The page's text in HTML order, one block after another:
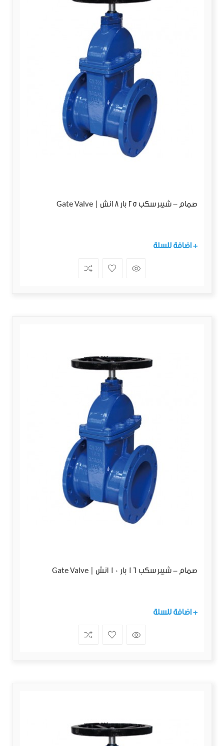
صمام - شيبر سكب 25 بار 8 انش | Gate Valve
+ اضافة للسلة
صمام - شيبر سكب 16 بار 10 انش | Gate Valve
+ اضافة للسلة